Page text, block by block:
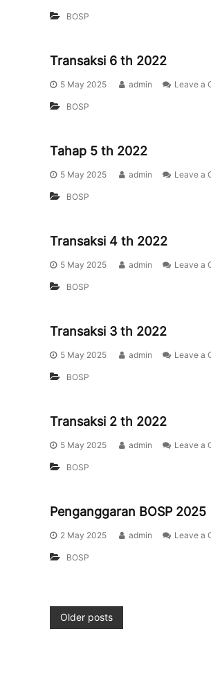
BOSP
Transaksi 6 th 2022
5 May 2025 admin Leave a
BOSP
Tahap 5 th 2022
5 May 2025 admin Leave a
BOSP
Transaksi 4 th 2022
5 May 2025 admin Leave a
BOSP
Transaksi 3 th 2022
5 May 2025 admin Leave a
BOSP
Transaksi 2 th 2022
5 May 2025 admin Leave a
BOSP
Penganggaran BOSP 2025
2 May 2025 admin Leave a
BOSP
Older posts